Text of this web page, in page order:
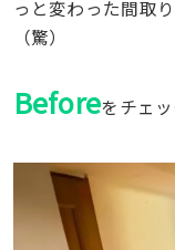
っと変わった間取
（驚）
Beforeをチェ